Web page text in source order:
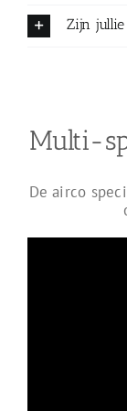
Zijn jullie
Multi-
De airco